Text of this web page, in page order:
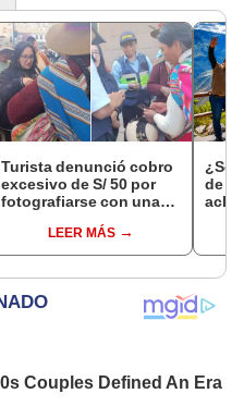
Turista denunció cobro
excesivo de S/ 50 por
fotografiarse con una
Serenazgo recuperó el
dinero
LEER MÁS
¿Se
de